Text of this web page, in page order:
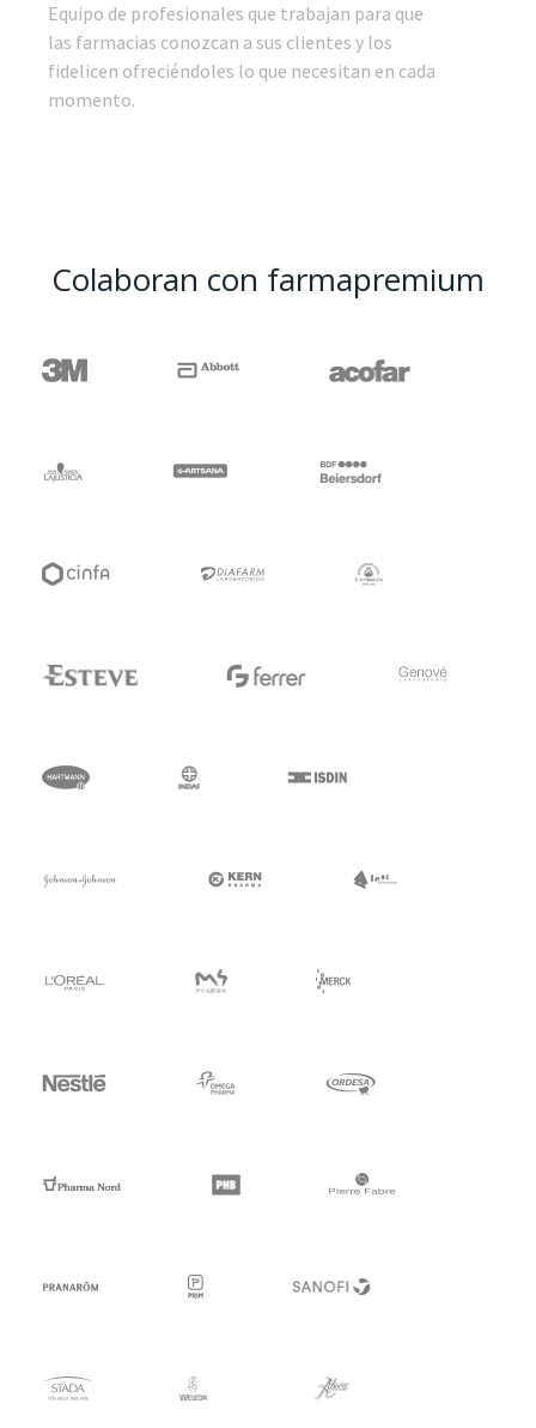
Equipo de profesionales que trabajan para que
las farmacias conozcan a sus clientes y los
fidelicen ofreciéndoles lo que necesitan en cada
momento.
Colaboran con farmapremium